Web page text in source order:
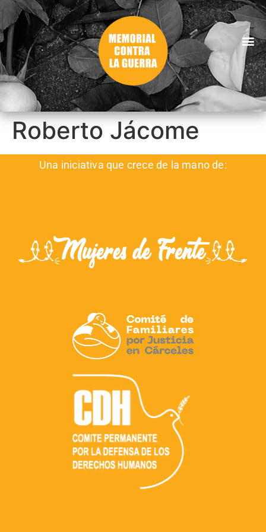
Roberto Jácome
Una iniciativa que crece de la mano de: